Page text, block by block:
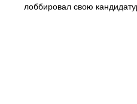
лоббировал свою